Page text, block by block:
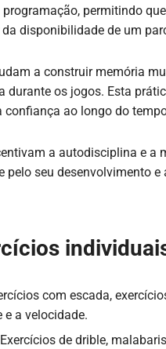
permitindo
disponibilidade de um
a construir memória
os jogos. Esta
ao longo do
a autodisciplina e a
seu desenvolvimento
com escada,
a velocidade.
Exercícios de drible,